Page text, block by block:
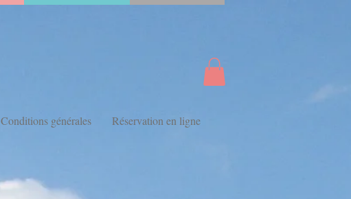
Conditions générales Réservation en ligne